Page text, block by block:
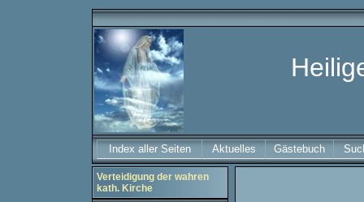
Index aller Seiten Aktuelles Gästebuch
Verteidigung der wahren
kath. Kirche